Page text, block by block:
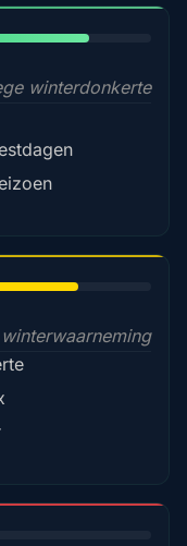
winterdonkerte